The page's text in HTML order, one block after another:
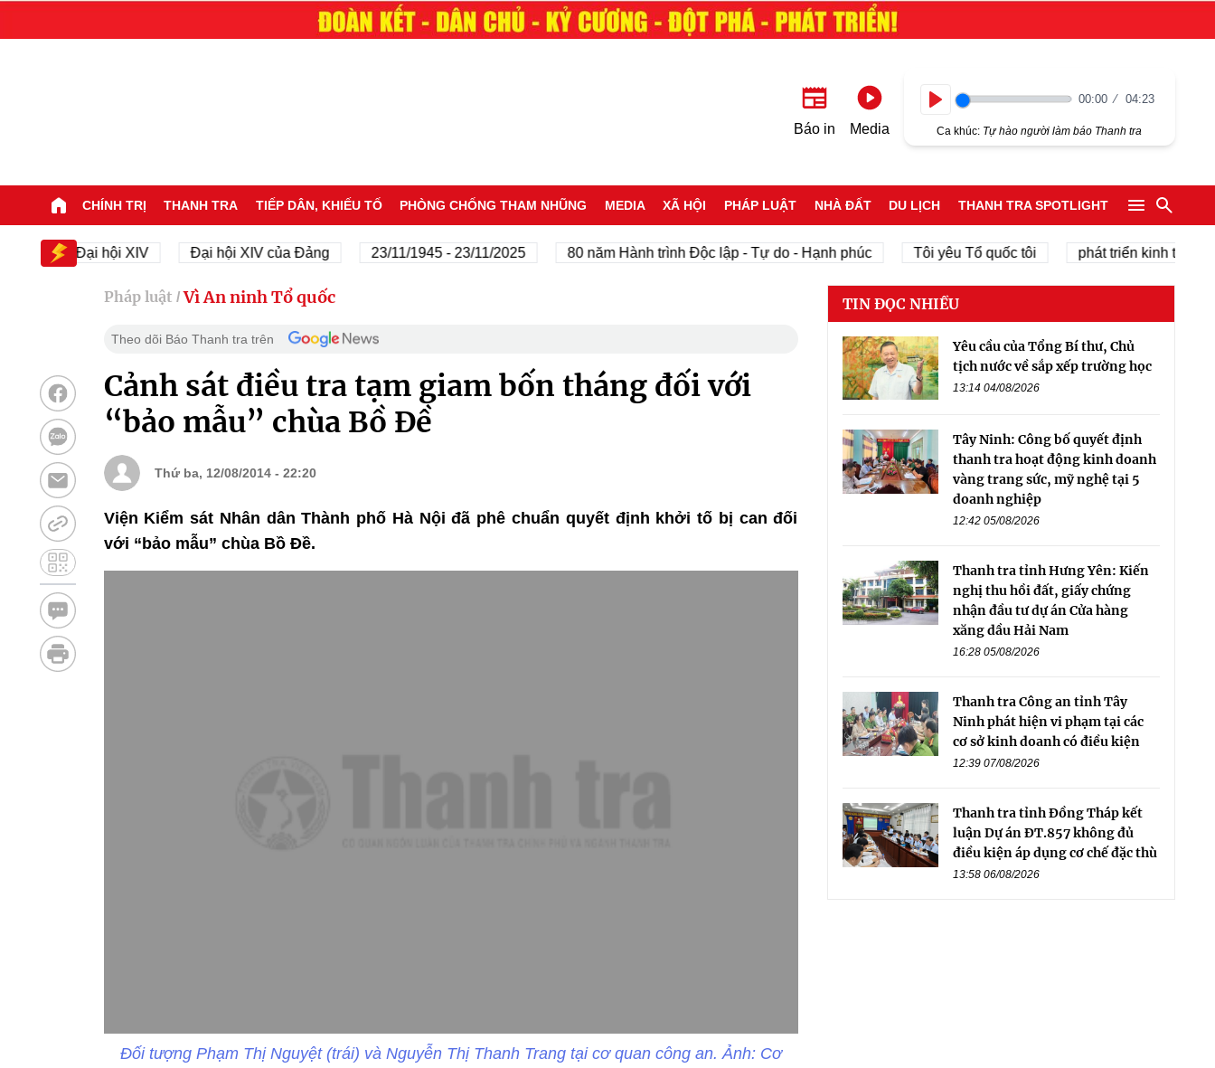
Báo in Media
00:00 04:23
Ca khúc: Tự hào người làm báo Thanh tra
CHÍNH TRỊ THANH TRA TIẾP DÂN, KHIẾU TỐ PHÒNG CHỐNG THAM NHŨNG MEDIA XÃ HỘI PHÁP LUẬT NHÀ ĐẤT DU LỊCH THANH TRA SPOTLIGHT
Đại hội XIV Đại hội XIV của Đảng 23/11/1945 - 23/11/2025 80 năm Hành trình Độc lập - Tự do - Hạnh phúc Tôi yêu Tổ quốc tôi phát triển kinh tế tư nhân
Pháp luật / Vì An ninh Tổ quốc
Theo dõi Báo Thanh tra trên
Cảnh sát điều tra tạm giam bốn tháng đối với
“bảo mẫu” chùa Bồ Đề
Thứ ba, 12/08/2014 - 22:20
Viện Kiểm sát Nhân dân Thành phố Hà Nội đã phê chuẩn quyết định khởi tố bị can đối
với “bảo mẫu” chùa Bồ Đề.
Đối tượng Phạm Thị Nguyệt (trái) và Nguyễn Thị Thanh Trang tại cơ quan công an. Ảnh: Cơ
TIN ĐỌC NHIỀU
Yêu cầu của Tổng Bí thư, Chủ
tịch nước về sắp xếp trường học
13:14 04/08/2026
Tây Ninh: Công bố quyết định
thanh tra hoạt động kinh doanh
vàng trang sức, mỹ nghệ tại 5
doanh nghiệp
12:42 05/08/2026
Thanh tra tỉnh Hưng Yên: Kiến
nghị thu hồi đất, giấy chứng
nhận đầu tư dự án Cửa hàng
xăng dầu Hải Nam
16:28 05/08/2026
Thanh tra Công an tỉnh Tây
Ninh phát hiện vi phạm tại các
cơ sở kinh doanh có điều kiện
12:39 07/08/2026
Thanh tra tỉnh Đồng Tháp kết
luận Dự án ĐT.857 không đủ
điều kiện áp dụng cơ chế đặc thù
13:58 06/08/2026